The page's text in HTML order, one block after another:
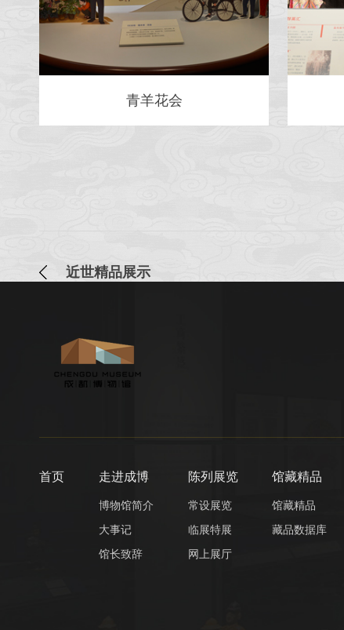
青羊花会
近世精品展示
首页 走进成博
博物馆简介
大事记
馆长致辞
陈列展览
常设展览
临展特展
网上展厅
馆藏精品
馆藏精品
藏品数据库